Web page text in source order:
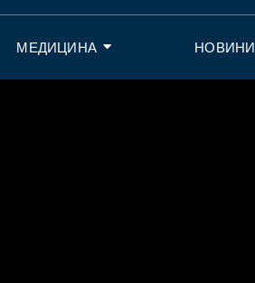
МЕДИЦИНА НОВИНИ